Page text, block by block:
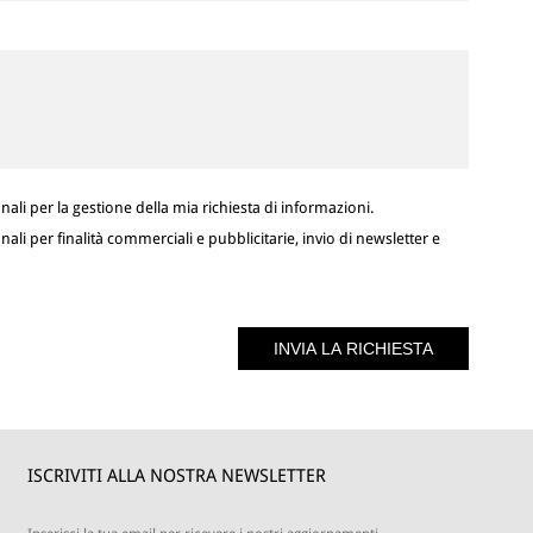
per la gestione della mia richiesta di informazioni.
per finalità commerciali e pubblicitarie, invio di newsletter e
ISCRIVITI ALLA NOSTRA NEWSLETTER